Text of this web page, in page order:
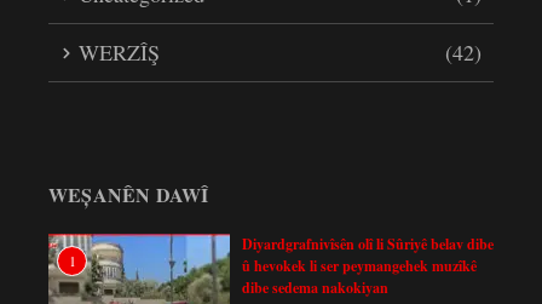
WERZÎŞ
(42)
WEȘANÊN DAWÎ
1
Diyardgrafnivîsên olî li Sûriyê belav dibe
û hevokek li ser peymangehek muzîkê
dibe sedema nakokiyan